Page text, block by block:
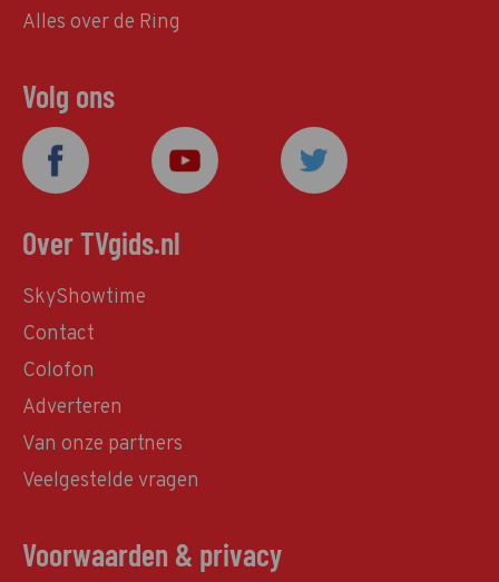
Alles over de Ring
Volg ons
Over TVgids.nl
SkyShowtime
Contact
Colofon
Adverteren
Van onze partners
Veelgestelde vragen
Voorwaarden & privacy